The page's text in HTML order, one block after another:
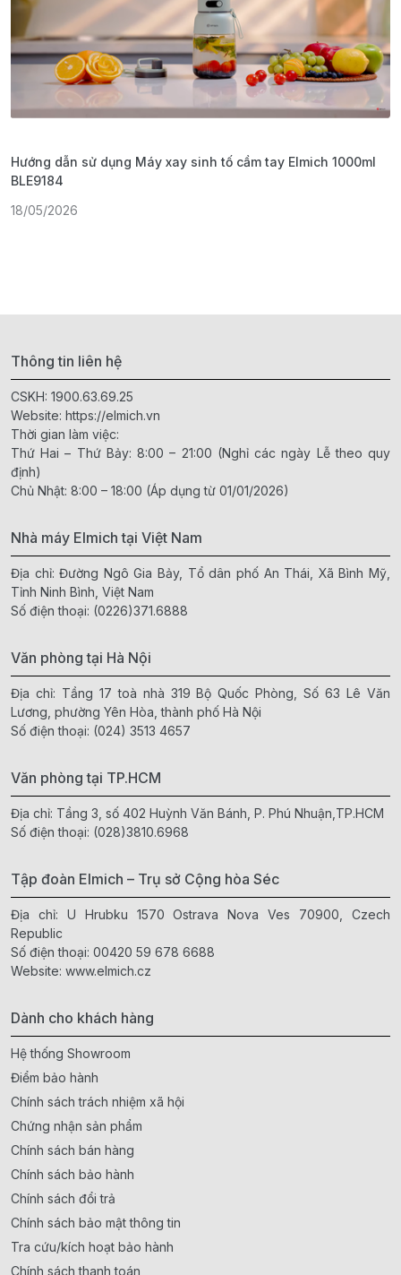
Hướng dẫn sử dụng Máy xay sinh tố cầm tay Elmich 1000ml
BLE9184
18/05/2026
Thông tin liên hệ
CSKH: 1900.63.69.25
Website: https://elmich.vn
Thời gian làm việc:
Thứ Hai – Thứ Bảy: 8:00 – 21:00 (Nghỉ các ngày Lễ theo quy
định)
Chủ Nhật: 8:00 – 18:00 (Áp dụng từ 01/01/2026)
Nhà máy Elmich tại Việt Nam
Địa chỉ: Đường Ngô Gia Bảy, Tổ dân phố An Thái, Xã Bình Mỹ,
Tỉnh Ninh Bình, Việt Nam
Số điện thoại: (0226)371.6888
Văn phòng tại Hà Nội
Địa chỉ: Tầng 17 toà nhà 319 Bộ Quốc Phòng, Số 63 Lê Văn
Lương, phường Yên Hòa, thành phố Hà Nội
Số điện thoại: (024) 3513 4657
Văn phòng tại TP.HCM
Địa chỉ: Tầng 3, số 402 Huỳnh Văn Bánh, P. Phú Nhuận,TP.HCM
Số điện thoại: (028)3810.6968
Tập đoàn Elmich – Trụ sở Cộng hòa Séc
Địa chỉ: U Hrubku 1570 Ostrava Nova Ves 70900, Czech
Republic
Số điện thoại: 00420 59 678 6688
Website: www.elmich.cz
Dành cho khách hàng
Hệ thống Showroom
Điểm bảo hành
Chính sách trách nhiệm xã hội
Chứng nhận sản phẩm
Chính sách bán hàng
Chính sách bảo hành
Chính sách đổi trả
Chính sách bảo mật thông tin
Tra cứu/kích hoạt bảo hành
Chính sách thanh toán